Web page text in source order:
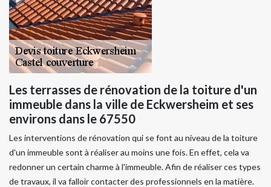
Les terrasses de rénovation de la toiture d'un
immeuble dans la ville de Eckwersheim et ses
environs dans le 67550
Les interventions de rénovation qui se font au niveau de la toiture
d'un immeuble sont à réaliser au moins une fois. En effet, cela va
redonner un certain charme à l'immeuble. Afin de réaliser ces types
de travaux, il va falloir contacter des professionnels en la matière.